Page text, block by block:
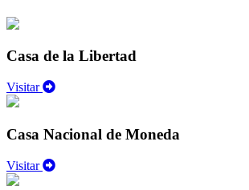
Casa de la Libertad
Visitar
Casa Nacional de Moneda
Visitar